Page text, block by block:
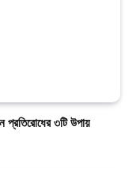
প্রতিরোধের ৩টি উপায়